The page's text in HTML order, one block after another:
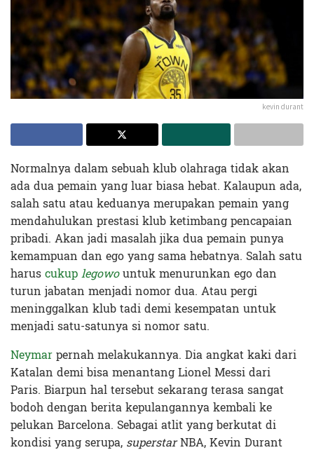
kevin durant
Normalnya dalam sebuah klub olahraga tidak akan
ada dua pemain yang luar biasa hebat. Kalaupun ada,
salah satu atau keduanya merupakan pemain yang
mendahulukan prestasi klub ketimbang pencapaian
pribadi. Akan jadi masalah jika dua pemain punya
kemampuan dan ego yang sama hebatnya. Salah satu
haruscukuplegowountuk menurunkan ego dan
turun jabatan menjadi nomor dua. Atau pergi
meninggalkan klub tadi demi kesempatan untuk
menjadi satu-satunya si nomor satu.
Neymarpernah melakukannya. Dia angkat kaki dari
Katalan demi bisa menantang Lionel Messi dari
Paris. Biarpun hal tersebut sekarang terasa sangat
bodoh dengan berita kepulangannya kembali ke
pelukan Barcelona. Sebagai atlit yang berkutat di
kondisi yang serupa, superstarNBA, Kevin Durant